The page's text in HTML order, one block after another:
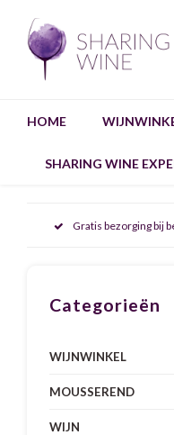
HOME
SHARING WINE
Gratis bezorging bij
Categorieën
WIJNWINKEL
MOUSSEREND
WIJN